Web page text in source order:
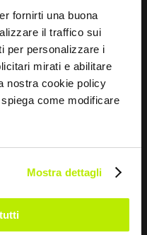
fornirti una buona
il traffico sui
per personalizzare i
mirati e abilitare
nostra cookie policy
come modificare
Mostra dettagli